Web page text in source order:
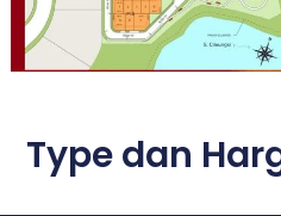
Type dan